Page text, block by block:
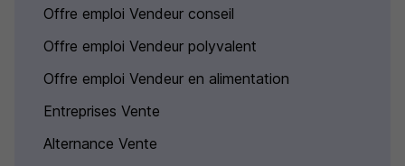
Offre emploi Vendeur conseil
Offre emploi Vendeur polyvalent
Offre emploi Vendeur en alimentation
Entreprises Vente
Alternance Vente